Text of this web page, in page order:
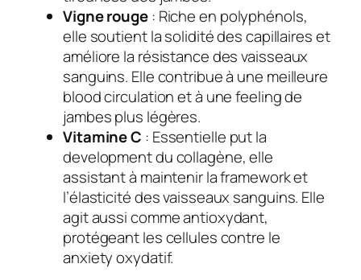
Vigne rouge : Riche en polyphénols,
elle soutient la solidité des capillaires et
améliore la résistance des vaisseaux
sanguins. Elle contribue à une meilleure
blood circulation et à une feeling de
jambes plus légères.
Vitamine C : Essentielle put la
development du collagène, elle
assistant à maintenir la framework et
l’élasticité des vaisseaux sanguins. Elle
agit aussi comme antioxydant,
protégeant les cellules contre le
anxiety oxydatif.